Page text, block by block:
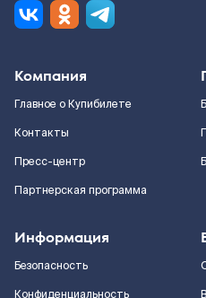
Компания
Главное о Купибилете
Контакты
Пресс-центр
Партнерская программа
Информация
Безопасность
Конфиденциальность